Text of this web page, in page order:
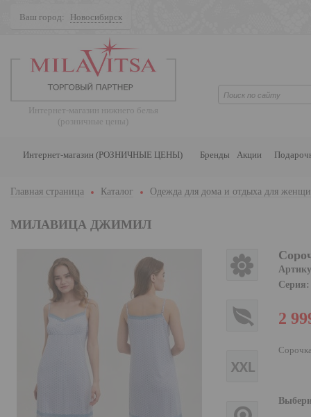
Ваш город: Новосибирск
Интернет-магазин нижнего белья
(розничные цены)
Интернет-магазин (РОЗНИЧНЫЕ ЦЕНЫ) Бренды Акции
Главная страница Каталог Одежда для дома и отдыха для
МИЛАВИЦА ДЖИМИЛ
Серия:
2